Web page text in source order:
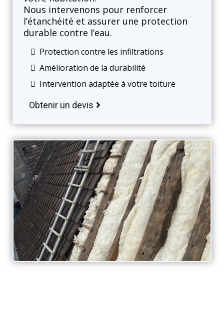
Nous intervenons pour renforcer
l’étanchéité et assurer une protection
durable contre l’eau.
Protection contre les infiltrations
Amélioration de la durabilité
Intervention adaptée à votre toiture
Obtenir un devis